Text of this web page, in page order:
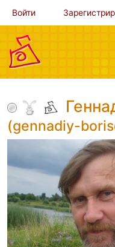
Войти
(gennadiy-